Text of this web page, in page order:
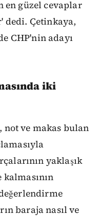
en güzel cevaplar
dedi. Çetinkaya,
CHP'nin adayı
iki
ve makas bulan
yaklaşık
baraja nasıl ve